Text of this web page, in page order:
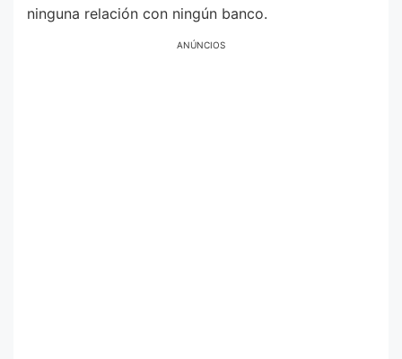
ninguna relación con ningún banco.
ANÚNCIOS